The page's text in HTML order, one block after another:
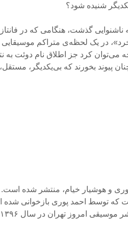
یکدیگر شنیده شود؟
ناشنوایی گذشت، هنگامی که در
در یک لحظه‌ی متراکم موسیقایی
می‌توان کرد جز اطلاق نام دوئت
پیوند بخورند که بی‌یکدیگر،
پوری و هوشیار خیام، منتشر شده
که توسط احمد پوری بازخوانی شده